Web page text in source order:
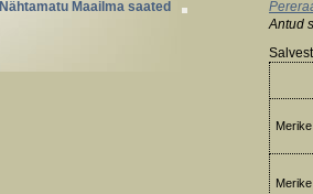
Nähtamatu Maailma saated
Antud